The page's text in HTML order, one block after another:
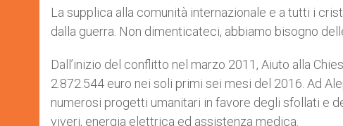
La supplica alla comunità internazionale e a tutti i
dalla guerra. Non dimenticateci, abbiamo bisogno
Dall’inizio del conflitto nel marzo 2011, Aiuto alla
2.872.544 euro nei soli primi sei mesi del 2016. Ad
numerosi progetti umanitari in favore degli sfollati e
viveri, energia elettrica ed assistenza medica.